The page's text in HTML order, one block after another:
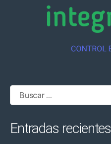
Buscar:
Entradas recientes